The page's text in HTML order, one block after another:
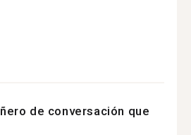
de conversación que